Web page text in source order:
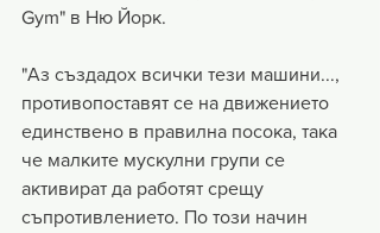
Gym" в Ню Йорк.
"Аз създадох всички тези машини...,
противопоставят се на движението
единствено в правилна посока, така
че малките мускулни групи се
активират да работят срещу
съпротивлението. По този начин